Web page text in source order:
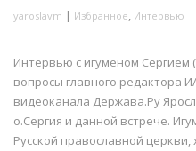
yaroslavm | Избранное, Интервью
Интервью с игуменом Сергием
вопросы главного редактора
видеоканала Держава.Ру
о.Сергия и данной встрече.
Русской православной